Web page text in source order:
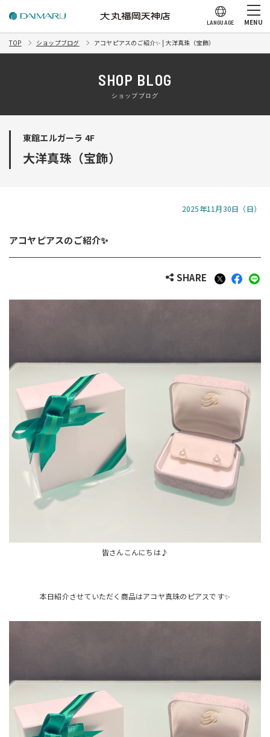
LANGUAGE MENU
TOP ショップブログ アコヤピアスのご紹介✨ | 大洋真珠（宝飾）
SHOP BLOG
ショップブログ
東館エルガーラ 4F
大洋真珠（宝飾）
2025年11月30日（日）
アコヤピアスのご紹介✨
SHARE
皆さんこんにちは♪
本日紹介させていただく商品はアコヤ真珠のピアスです✨